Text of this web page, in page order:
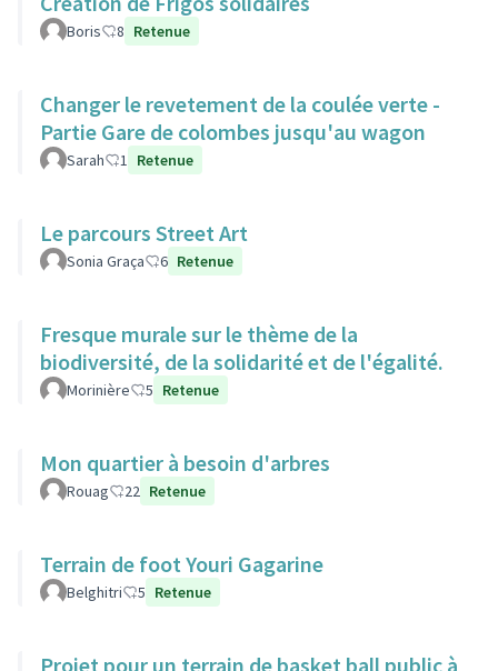
Boris 8 Retenue
Changer le revetement de la coulée verte -
Partie Gare de colombes jusqu'au wagon
Sarah 1 Retenue
Le parcours Street Art
Sonia Graça 6 Retenue
Fresque murale sur le thème de la
biodiversité, de la solidarité et de l'égalité.
Morinière 5 Retenue
Mon quartier à besoin d'arbres
Rouag 22 Retenue
Terrain de foot Youri Gagarine
Belghitri 5 Retenue
Projet pour un terrain de basket ball public à